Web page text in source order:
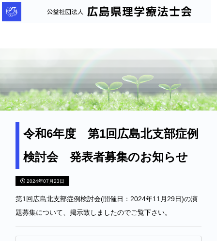
公
益
島
令和6年度 第1回広島北支部症例
検討会 発表者募集のお知らせ
2024年07月23日
第1回広島北支部症例検討会(開催日：2024年11月29日)の演
題募集について、掲示致しましたのでご覧下さい。